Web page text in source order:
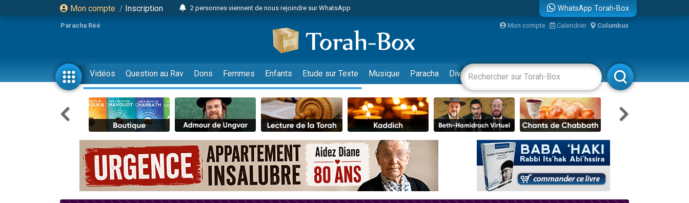
Mon compte / Inscription
2 personnes viennent de nous rejoindre sur WhatsApp
2 nouvelles musiques dans Torah-Box Music
8 personnes viennent de faire un don pour Tsédaka : pauvres d'Israel
4 personnes viennent de faire un don pour Diane, 80 ans, dans un appartement insalubre
Nouvelle émission radio : Visions de grandeur n°104 : Le Chabbath et le Birkat Hamazone à travers le temps
61 personnes viennent de demander une bénédiction
39 personnes viennent de faire un don pour Sauvez la jambe de Yohan
Il reste 49 places pour étudier en groupe sur Zoom
Ariel vient de donner son Maasser
Nathaniel vient de donner son Maasser
6 personnes viennent de faire un don pour 5 enfants déjà orphelins risquent de perdre leur maman
2 personnes viennent de faire un don pour Reloger Rivka, 6 enfants, victime de violences...
WhatsApp Torah-Box
Paracha Réé Mon compte Calendrier Columbus
Vidéos Question au Rav Dons Femmes Enfants Etude sur Texte Musique Paracha Divertissements Livres Rabbanim